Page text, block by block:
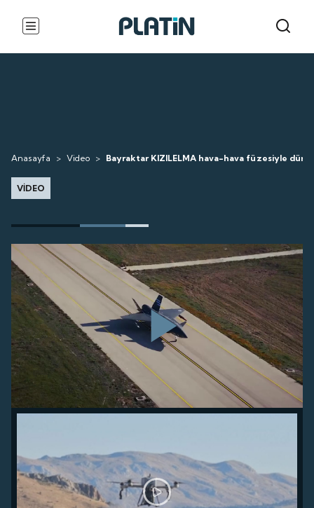
Anasayfa > Video > Bayraktar KIZILELMA hava-hava füzesiyle
VİDEO
Play
Video